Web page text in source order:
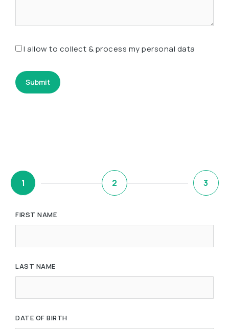
I allow to collect & process my personal data
Submit
1 2 3
FIRST NAME
LAST NAME
DATE OF BIRTH